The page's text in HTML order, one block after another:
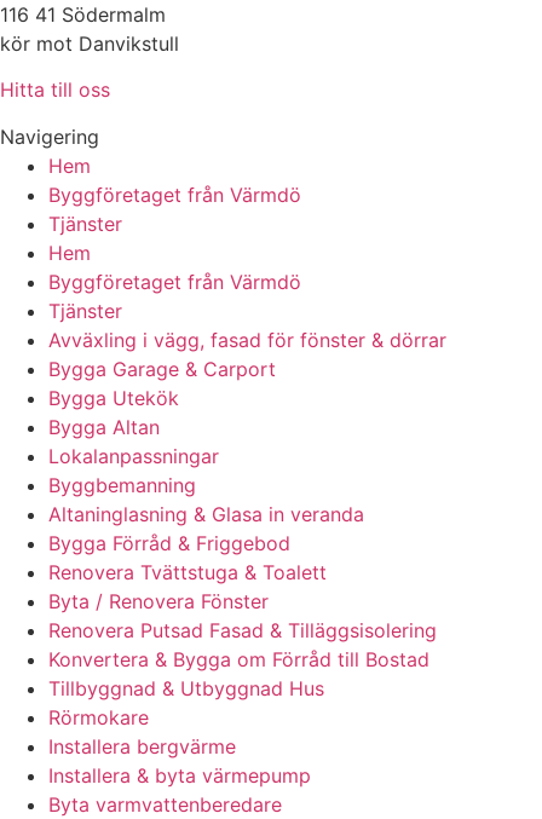
116 41 Södermalm
kör mot Danvikstull
Hitta till oss
Navigering
Hem
Byggföretaget från Värmdö
Tjänster
Hem
Byggföretaget från Värmdö
Tjänster
Avväxling i vägg, fasad för fönster & dörrar
Bygga Garage & Carport
Bygga Utekök
Bygga Altan
Lokalanpassningar
Byggbemanning
Altaninglasning & Glasa in veranda
Bygga Förråd & Friggebod
Renovera Tvättstuga & Toalett
Byta / Renovera Fönster
Renovera Putsad Fasad & Tilläggsisolering
Konvertera & Bygga om Förråd till Bostad
Tillbyggnad & Utbyggnad Hus
Rörmokare
Installera bergvärme
Installera & byta värmepump
Byta varmvattenberedare